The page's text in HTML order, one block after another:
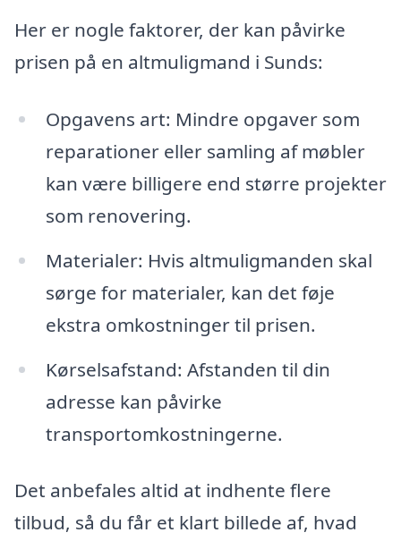
Her er nogle faktorer, der kan påvirke
prisen på en altmuligmand i Sunds:
Opgavens art: Mindre opgaver som
reparationer eller samling af møbler
kan være billigere end større projekter
som renovering.
Materialer: Hvis altmuligmanden skal
sørge for materialer, kan det føje
ekstra omkostninger til prisen.
Kørselsafstand: Afstanden til din
adresse kan påvirke
transportomkostningerne.
Det anbefales altid at indhente flere
tilbud, så du får et klart billede af, hvad